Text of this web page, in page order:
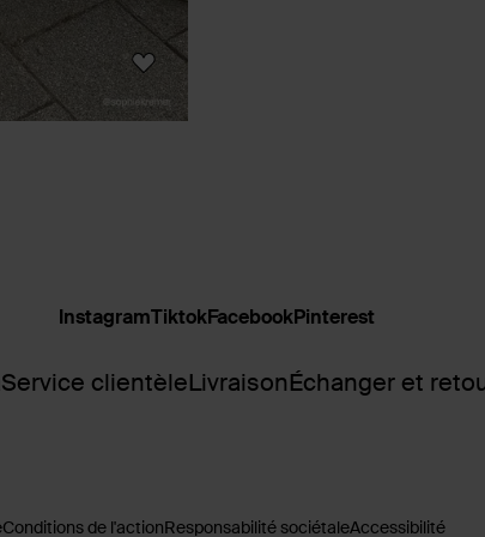
Service clientèleLivraisonÉchanger et
InstagramTiktokFacebookPinterest
Conditions de l'actionResponsabilité sociétaleAccessibilité